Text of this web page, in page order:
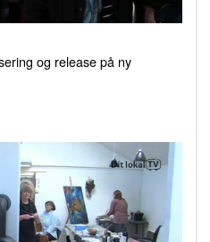
og release på ny